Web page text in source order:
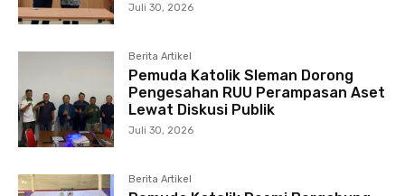
Juli 30, 2026
Berita Artikel
Pemuda Katolik Sleman Dorong
Pengesahan RUU Perampasan Aset
Lewat Diskusi Publik
Juli 30, 2026
Berita Artikel